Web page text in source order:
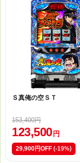
Ｓ真俺の空ＳＴ
153,400円
123,500 円
29,900円OFF (-19%)